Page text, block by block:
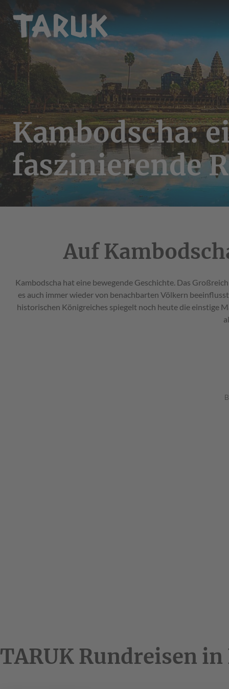
Kambodscha:
faszinierende
Auf
Kambodscha hat eine bewegende Geschichte. Das
es auch immer wieder von benachbarten Völkern
historischen Königreiches spiegelt noch heute die einstige
TARUK Rundreisen